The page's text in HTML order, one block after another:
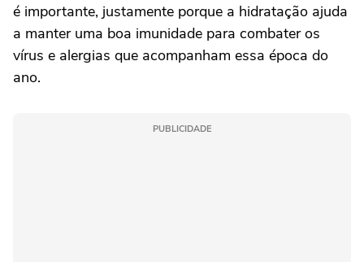
é importante, justamente porque a hidratação ajuda
a manter uma boa imunidade para combater os
vírus e alergias que acompanham essa época do
ano.
PUBLICIDADE